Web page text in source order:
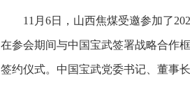
11月6日，山西焦煤受邀参加了
在参会期间与中国宝武签署战略合作
签约仪式。中国宝武党委书记、董事